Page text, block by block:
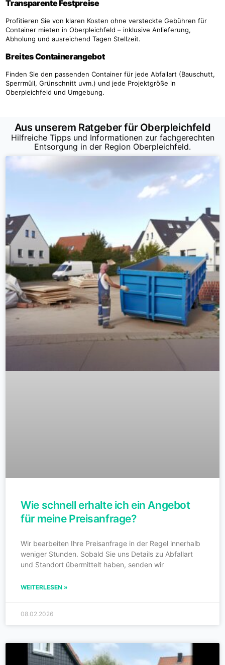
Transparente Festpreise
Profitieren Sie von klaren Kosten ohne versteckte Gebühren für
Container mieten in Oberpleichfeld – inklusive Anlieferung,
Abholung und ausreichend Tagen Stellzeit.
Breites Containerangebot
Finden Sie den passenden Container für jede Abfallart (Bauschutt,
Sperrmüll, Grünschnitt uvm.) und jede Projektgröße in
Oberpleichfeld und Umgebung.
Aus unserem Ratgeber für Oberpleichfeld
Hilfreiche Tipps und Informationen zur fachgerechten
Entsorgung in der Region Oberpleichfeld.
Wie schnell erhalte ich ein Angebot
für meine Preisanfrage?
Wir bearbeiten Ihre Preisanfrage in der Regel innerhalb
weniger Stunden. Sobald Sie uns Details zu Abfallart
und Standort übermittelt haben, senden wir
WEITERLESEN »
08.02.2026